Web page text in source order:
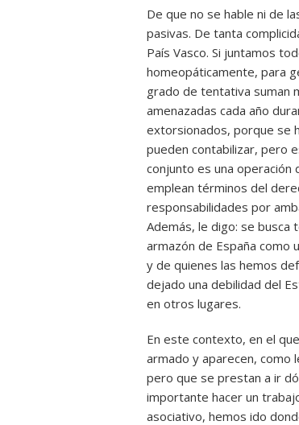
De que no se hable ni de
pasivas. De tanta
País Vasco. Si juntamos
homeopáticamente, para
grado de tentativa suman
amenazadas cada año
extorsionados, porque se
pueden contabilizar, pero
conjunto es una operación
emplean términos del
responsabilidades por
Además, le digo: se
armazón de España como
y de quienes las hemos
dejado una debilidad del
en otros lugares.
En este contexto, en el
armado y aparecen, como
pero que se prestan a ir
importante hacer un
asociativo, hemos ido